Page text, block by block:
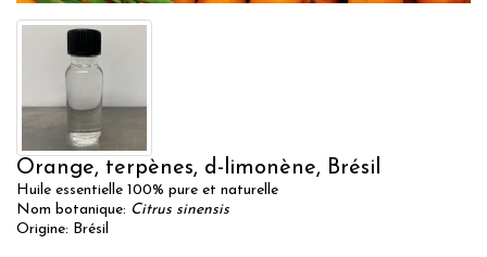
Orange, terpènes, d-limonène, Brésil
Huile essentielle 100% pure et naturelle
Nom botanique: Citrus sinensis
Origine: Brésil